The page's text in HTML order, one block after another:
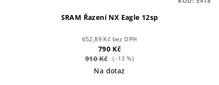
SRAM Řazení NX Eagle 12sp
652,89 Kč bez DPH
790 Kč
910 Kč (–13 %)
Na dotaz